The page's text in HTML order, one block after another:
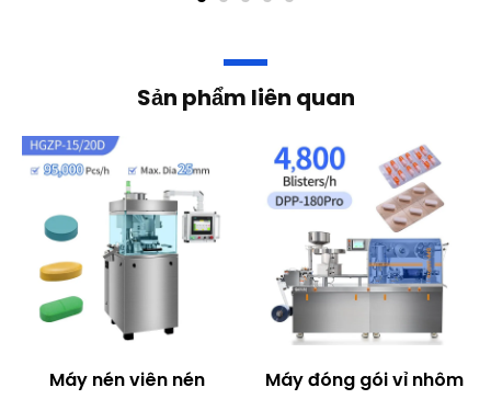
Sản phẩm liên quan
Máy đóng gói vỉ nhôm
PVC